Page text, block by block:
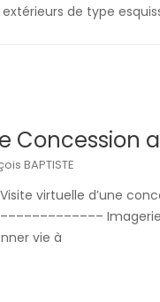
de type
Concession
BAPTISTE
virtuelle d’une
vie à